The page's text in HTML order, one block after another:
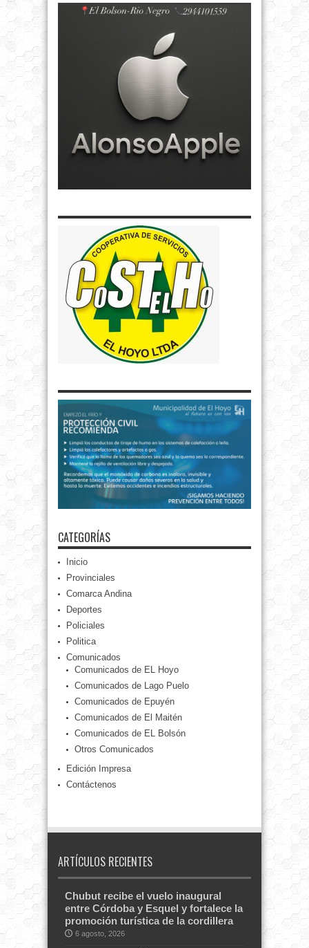
CATEGORÍAS
Inicio
Provinciales
Comarca Andina
Deportes
Policiales
Politica
Comunicados
Comunicados de EL Hoyo
Comunicados de Lago Puelo
Comunicados de Epuyén
Comunicados de El Maitén
Comunicados de EL Bolsón
Otros Comunicados
Edición Impresa
Contáctenos
ARTÍCULOS RECIENTES
Chubut recibe el vuelo inaugural
entre Córdoba y Esquel y fortalece la
promoción turística de la cordillera
6 agosto, 2026